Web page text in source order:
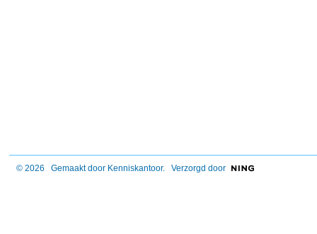
© 2026 Gemaakt door Kenniskantoor. Verzorgd door